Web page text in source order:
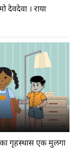
। राया
गृहस्थास एक मुलगा